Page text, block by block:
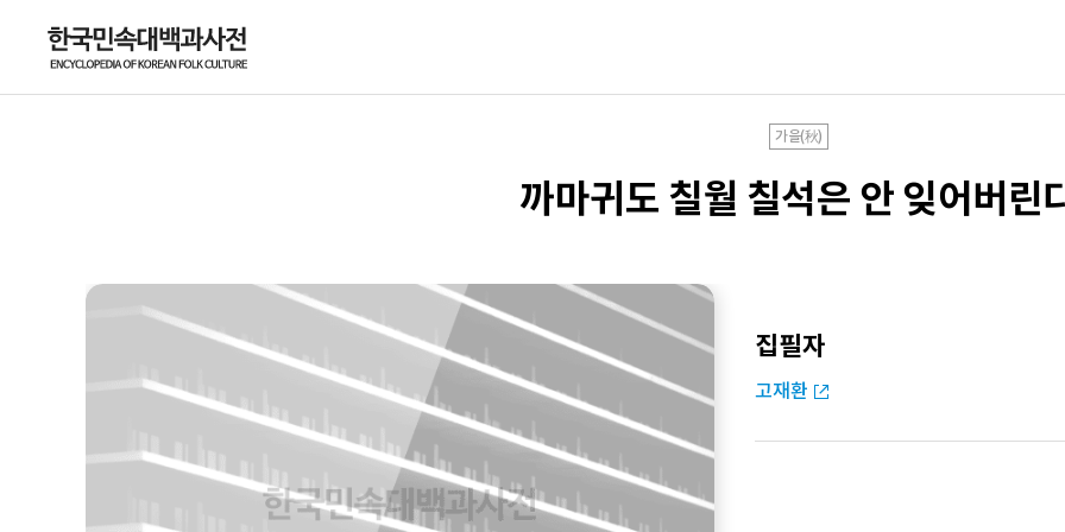
가을(秋)
까마귀도 칠월 칠석은 안 잊어버린
집필자
고재환